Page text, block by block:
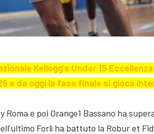
Kellogg’s Under 15
e da oggi la fase finale si gioca
e poi Orange1 Bassano ha
Forlì ha battuto la Robur et